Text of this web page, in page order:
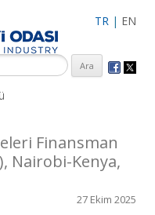
TR | EN
çalışanları ile İzmit
İMES OSB’deki ofisleri ile
Finansman
Nairobi-Kenya,
27 Ekim 2025